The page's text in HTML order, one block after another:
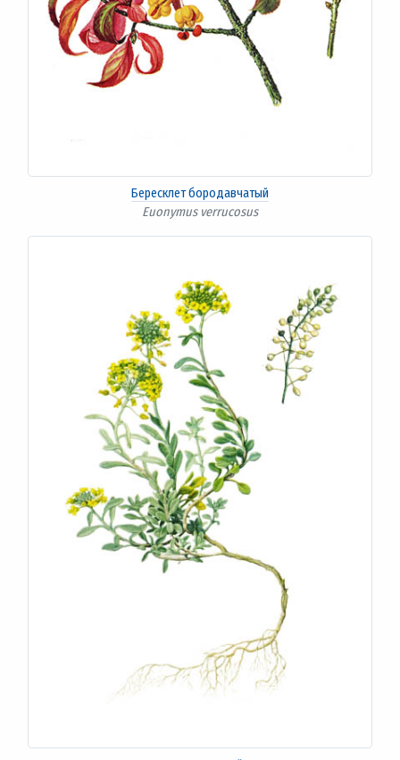
Бересклет бородавчатый
Euonymus verrucosus